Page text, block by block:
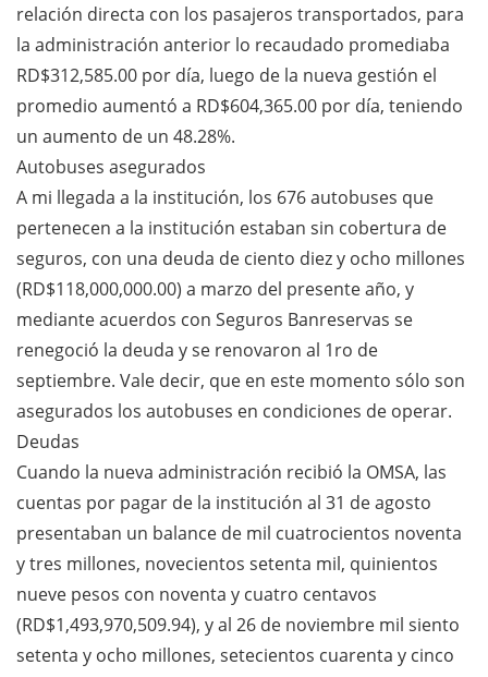
relación directa con los pasajeros transportados, para
la administración anterior lo recaudado promediaba
RD$312,585.00 por día, luego de la nueva gestión el
promedio aumentó a RD$604,365.00 por día, teniendo
un aumento de un 48.28%.
Autobuses asegurados
A mi llegada a la institución, los 676 autobuses que
pertenecen a la institución estaban sin cobertura de
seguros, con una deuda de ciento diez y ocho millones
(RD$118,000,000.00) a marzo del presente año, y
mediante acuerdos con Seguros Banreservas se
renegoció la deuda y se renovaron al 1ro de
septiembre. Vale decir, que en este momento sólo son
asegurados los autobuses en condiciones de operar.
Deudas
Cuando la nueva administración recibió la OMSA, las
cuentas por pagar de la institución al 31 de agosto
presentaban un balance de mil cuatrocientos noventa
y tres millones, novecientos setenta mil, quinientos
nueve pesos con noventa y cuatro centavos
(RD$1,493,970,509.94), y al 26 de noviembre mil siento
setenta y ocho millones, setecientos cuarenta y cinco